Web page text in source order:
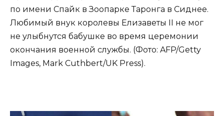
по имени Спайк в Зоопарке Таронга в Сиднее.
Любимый внук королевы Елизаветы II не мог
не улыбнутся бабушке во время церемонии
окончания военной службы. (Фото: AFP/Getty
Images, Mark Cuthbert/UK Press).